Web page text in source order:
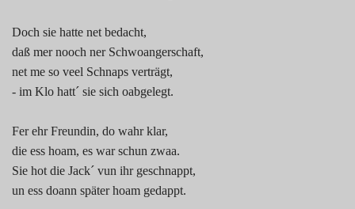
Doch sie hatte net bedacht,
daß mer nooch ner Schwoangerschaft,
net me so veel Schnaps verträgt,
- im Klo hatt´ sie sich oabgelegt.
Fer ehr Freundin, do wahr klar,
die ess hoam, es war schun zwaa.
Sie hot die Jack´ vun ihr geschnappt,
un ess doann später hoam gedappt.